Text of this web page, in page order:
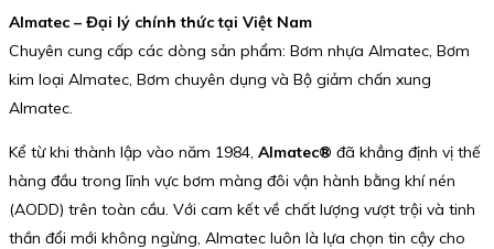
Almatec – Đại lý chính thức tại Việt Nam
Chuyên cung cấp các dòng sản phẩm: Bơm nhựa Almatec, Bơm
kim loại Almatec, Bơm chuyên dụng và Bộ giảm chấn xung
Almatec.
Kể từ khi thành lập vào năm 1984, Almatec® đã khẳng định vị thế
hàng đầu trong lĩnh vực bơm màng đôi vận hành bằng khí nén
(AODD) trên toàn cầu. Với cam kết về chất lượng vượt trội và tinh
thần đổi mới không ngừng, Almatec luôn là lựa chọn tin cậy cho